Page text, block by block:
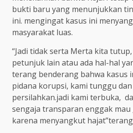
bukti baru yang menunjukkan
ini. mengingat kasus ini
masyarakat luas.
“Jadi tidak serta Merta kita
petunjuk lain atau ada hal-hal
terang benderang bahwa kasus
pidana korupsi, kami tunggu
persilahkan.jadi kami terbuka,
sengaja transparan enggak
karena menyangkut